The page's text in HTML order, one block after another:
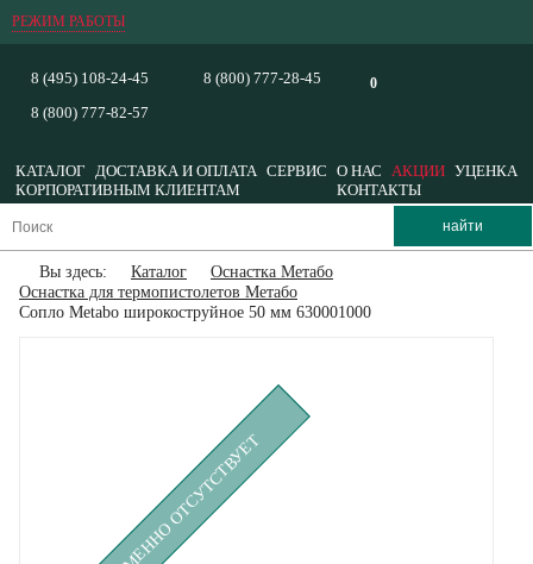
РЕЖИМ РАБОТЫ
0
8 (495) 108-24-45
8 (800) 777-82-57
8 (800) 777-28-45
КАТАЛОГ ДОСТАВКА И ОПЛАТА СЕРВИС О НАС АКЦИИ УЦЕНКА
КОРПОРАТИВНЫМ КЛИЕНТАМ
КОНТАКТЫ
Вы здесь: Каталог
Оснастка Метабо
Оснастка для термопистолетов Метабо
Сопло Metabo широкоструйное 50 мм 630001000
ВРЕМЕННО ОТСУТСТВУЕТ